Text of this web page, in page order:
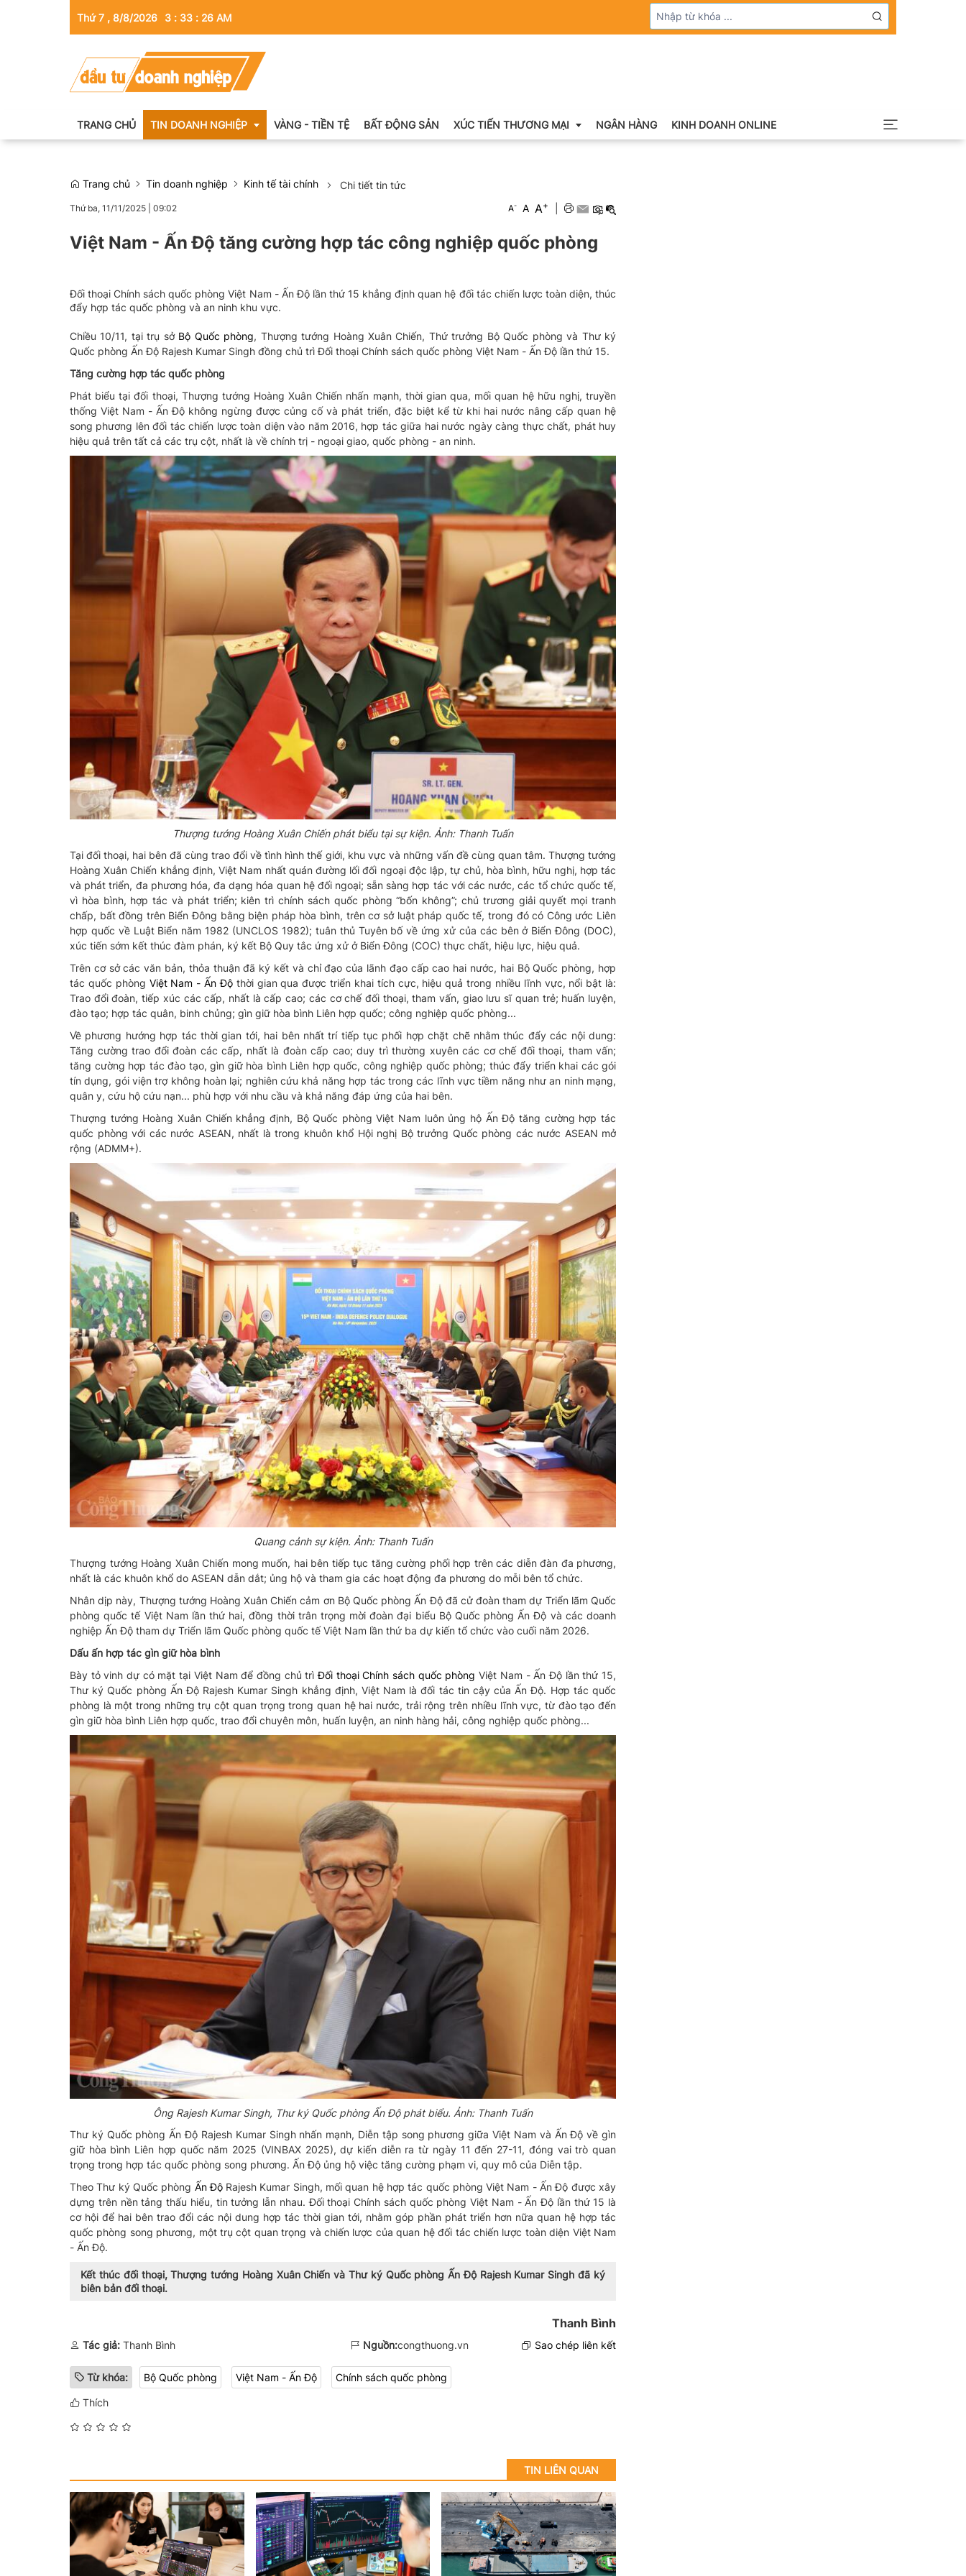
Thứ 7 , 8/8/2026 3 : 33 : 28 AM
TRANG CHỦ TIN DOANH NGHIỆP
Thông tin doanh nghiệp
Kinh tế tài chính
VÀNG - TIỀN TỆ BẤT ĐỘNG SẢN XÚC TIẾN THƯƠNG MẠI
Hội chợ triển lãm
NGÂN HÀNG KINH DOANH ONLINE
Trang chủ Tin doanh nghiệp Kinh tế tài chính Chi tiết tin tức
Thứ ba, 11/11/2025 09:02 A- A A+
Việt Nam - Ấn Độ tăng cường hợp tác công nghiệp quốc phòng
Đối thoại Chính sách quốc phòng Việt Nam - Ấn Độ lần thứ 15 khẳng định quan hệ đối tác chiến lược toàn diện, thúc
đẩy hợp tác quốc phòng và an ninh khu vực.
Chiều 10/11, tại trụ sở Bộ Quốc phòng, Thượng tướng Hoàng Xuân Chiến, Thứ trưởng Bộ Quốc phòng và Thư ký
Quốc phòng Ấn Độ Rajesh Kumar Singh đồng chủ trì Đối thoại Chính sách quốc phòng Việt Nam - Ấn Độ lần thứ 15.
Tăng cường hợp tác quốc phòng
Phát biểu tại đối thoại, Thượng tướng Hoàng Xuân Chiến nhấn mạnh, thời gian qua, mối quan hệ hữu nghị, truyền
thống Việt Nam - Ấn Độ không ngừng được củng cố và phát triển, đặc biệt kể từ khi hai nước nâng cấp quan hệ
song phương lên đối tác chiến lược toàn diện vào năm 2016, hợp tác giữa hai nước ngày càng thực chất, phát huy
hiệu quả trên tất cả các trụ cột, nhất là về chính trị - ngoại giao, quốc phòng - an ninh.
Thượng tướng Hoàng Xuân Chiến phát biểu tại sự kiện. Ảnh: Thanh Tuấn
Tại đối thoại, hai bên đã cùng trao đổi về tình hình thế giới, khu vực và những vấn đề cùng quan tâm. Thượng tướng
Hoàng Xuân Chiến khẳng định, Việt Nam nhất quán đường lối đối ngoại độc lập, tự chủ, hòa bình, hữu nghị, hợp tác
và phát triển, đa phương hóa, đa dạng hóa quan hệ đối ngoại; sẵn sàng hợp tác với các nước, các tổ chức quốc tế,
vì hòa bình, hợp tác và phát triển; kiên trì chính sách quốc phòng “bốn không”; chủ trương giải quyết mọi tranh
chấp, bất đồng trên Biển Đông bằng biện pháp hòa bình, trên cơ sở luật pháp quốc tế, trong đó có Công ước Liên
hợp quốc về Luật Biển năm 1982 (UNCLOS 1982); tuân thủ Tuyên bố về ứng xử của các bên ở Biển Đông (DOC),
xúc tiến sớm kết thúc đàm phán, ký kết Bộ Quy tắc ứng xử ở Biển Đông (COC) thực chất, hiệu lực, hiệu quả.
Trên cơ sở các văn bản, thỏa thuận đã ký kết và chỉ đạo của lãnh đạo cấp cao hai nước, hai Bộ Quốc phòng, hợp
tác quốc phòng Việt Nam - Ấn Độthời gian qua được triển khai tích cực, hiệu quả trong nhiều lĩnh vực, nổi bật là:
Trao đổi đoàn, tiếp xúc các cấp, nhất là cấp cao; các cơ chế đối thoại, tham vấn, giao lưu sĩ quan trẻ; huấn luyện,
đào tạo; hợp tác quân, binh chủng; gìn giữ hòa bình Liên hợp quốc; công nghiệp quốc phòng...
Về phương hướng hợp tác thời gian tới, hai bên nhất trí tiếp tục phối hợp chặt chẽ nhằm thúc đẩy các nội dung:
Tăng cường trao đổi đoàn các cấp, nhất là đoàn cấp cao; duy trì thường xuyên các cơ chế đối thoại, tham vấn;
tăng cường hợp tác đào tạo, gìn giữ hòa bình Liên hợp quốc, công nghiệp quốc phòng; thúc đẩy triển khai các gói
tín dụng, gói viện trợ không hoàn lại; nghiên cứu khả năng hợp tác trong các lĩnh vực tiềm năng như an ninh mạng,
quân y, cứu hộ cứu nạn... phù hợp với nhu cầu và khả năng đáp ứng của hai bên.
Thượng tướng Hoàng Xuân Chiến khẳng định, Bộ Quốc phòng Việt Nam luôn ủng hộ Ấn Độ tăng cường hợp tác
quốc phòng với các nước ASEAN, nhất là trong khuôn khổ Hội nghị Bộ trưởng Quốc phòng các nước ASEAN mở
rộng (ADMM+).
Quang cảnh sự kiện. Ảnh: Thanh Tuấn
Thượng tướng Hoàng Xuân Chiến mong muốn, hai bên tiếp tục tăng cường phối hợp trên các diễn đàn đa phương,
nhất là các khuôn khổ do ASEAN dẫn dắt; ủng hộ và tham gia các hoạt động đa phương do mỗi bên tổ chức.
Nhân dịp này, Thượng tướng Hoàng Xuân Chiến cảm ơn Bộ Quốc phòng Ấn Độ đã cử đoàn tham dự Triển lãm Quốc
phòng quốc tế Việt Nam lần thứ hai, đồng thời trân trọng mời đoàn đại biểu Bộ Quốc phòng Ấn Độ và các doanh
nghiệp Ấn Độ tham dự Triển lãm Quốc phòng quốc tế Việt Nam lần thứ ba dự kiến tổ chức vào cuối năm 2026.
Dấu ấn hợp tác gìn giữ hòa bình
Bày tỏ vinh dự có mặt tại Việt Nam để đồng chủ trìĐối thoại Chính sách quốc phòng Việt Nam - Ấn Độ lần thứ 15,
Thư ký Quốc phòng Ấn Độ Rajesh Kumar Singh khẳng định, Việt Nam là đối tác tin cậy của Ấn Độ. Hợp tác quốc
phòng là một trong những trụ cột quan trọng trong quan hệ hai nước, trải rộng trên nhiều lĩnh vực, từ đào tạo đến
gìn giữ hòa bình Liên hợp quốc, trao đổi chuyên môn, huấn luyện, an ninh hàng hải, công nghiệp quốc phòng...
Ông Rajesh Kumar Singh, Thư ký Quốc phòng Ấn Độ phát biểu. Ảnh: Thanh Tuấn
Thư ký Quốc phòng Ấn Độ Rajesh Kumar Singh nhấn mạnh, Diễn tập song phương giữa Việt Nam và Ấn Độ về gìn
giữ hòa bình Liên hợp quốc năm 2025 (VINBAX 2025), dự kiến diễn ra từ ngày 11 đến 27-11, đóng vai trò quan
trọng trong hợp tác quốc phòng song phương. Ấn Độ ủng hộ việc tăng cường phạm vi, quy mô của Diễn tập.
Theo Thư ký Quốc phòng Ấn ĐộRajesh Kumar Singh, mối quan hệ hợp tác quốc phòng Việt Nam - Ấn Độ được xây
dựng trên nền tảng thấu hiểu, tin tưởng lẫn nhau. Đối thoại Chính sách quốc phòng Việt Nam - Ấn Độ lần thứ 15 là
cơ hội để hai bên trao đổi các nội dung hợp tác thời gian tới, nhằm góp phần phát triển hơn nữa quan hệ hợp tác
quốc phòng song phương, một trụ cột quan trọng và chiến lược của quan hệ đối tác chiến lược toàn diện Việt Nam
- Ấn Độ.
Kết thúc đối thoại, Thượng tướng Hoàng Xuân Chiến và Thư ký Quốc phòng Ấn Độ Rajesh Kumar Singh đã ký
biên bản đối thoại.
Thanh Bình
Tác giả: Thanh Bình Nguồn:congthuong.vn Sao chép liên kết
Từ khóa: Bộ Quốc phòng Việt Nam - Ấn Độ Chính sách quốc phòng
Thích
TIN LIÊN QUAN